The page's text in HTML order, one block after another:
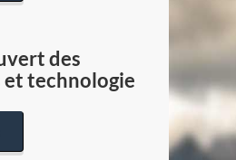
des
et technologie